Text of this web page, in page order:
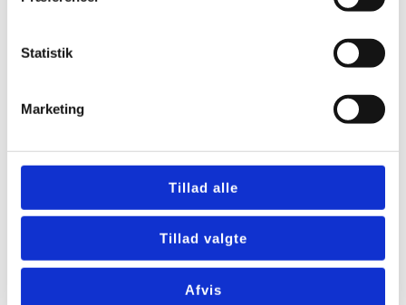
Statistik
Marketing
Tillad alle
Tillad valgte
Afvis
Mere om Duka One S6 Plus